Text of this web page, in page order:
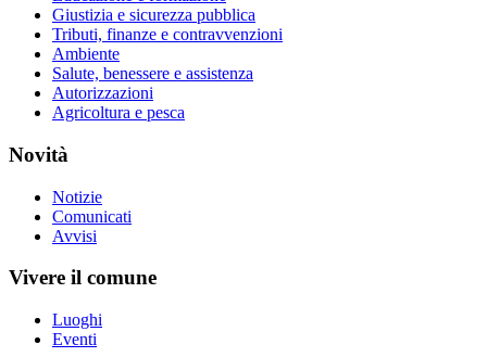
Giustizia e sicurezza pubblica
Tributi, finanze e contravvenzioni
Ambiente
Salute, benessere e assistenza
Autorizzazioni
Agricoltura e pesca
Novità
Notizie
Comunicati
Avvisi
Vivere il comune
Luoghi
Eventi